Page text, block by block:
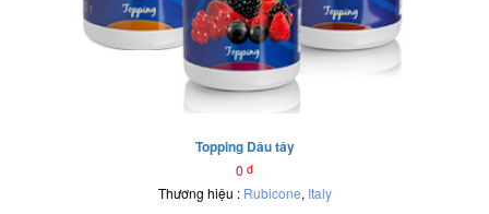
Topping Dâu tây
0 đ
Thương hiệu : Rubicone, Italy